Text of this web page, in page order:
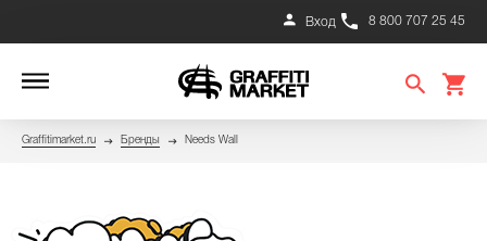
8 800 707 25 45
Вход
Graffitimarket.ru Бренды Needs Wall